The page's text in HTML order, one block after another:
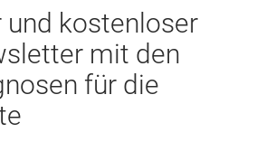
und kostenloser
mit den
für die